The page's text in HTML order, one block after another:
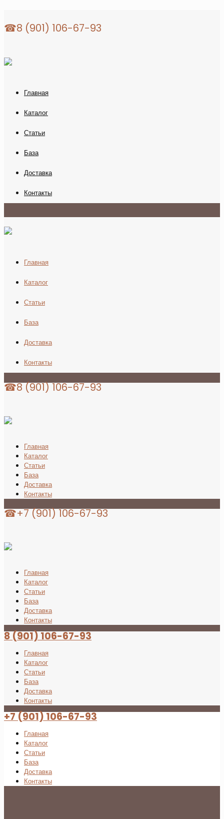
☎8 (901) 106-67-93
Главная
Каталог
Статьи
База
Доставка
Контакты
Главная
Каталог
Статьи
База
Доставка
Контакты
☎8 (901) 106-67-93
Главная
Каталог
Статьи
База
Доставка
Контакты
☎+7 (901) 106-67-93
Главная
Каталог
Статьи
База
Доставка
Контакты
8 (901) 106-67-93
Главная
Каталог
Статьи
База
Доставка
Контакты
+7 (901) 106-67-93
Главная
Каталог
Статьи
База
Доставка
Контакты